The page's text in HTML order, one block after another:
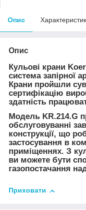
Опис
Опис
Кульові крани
система запірної
Крани пройшли
сертифікацію
здатність
Модель KR.214.G
обслуговуванні
конструкції, що
застосування в
приміщеннях. З
ви можете бути
газопостачання
Приховати